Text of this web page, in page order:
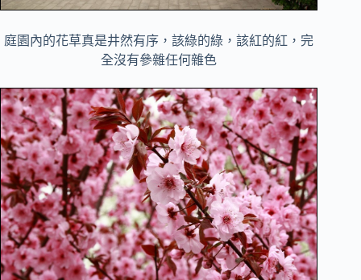
庭園內的花草真是井然有序，該綠的綠，該紅的紅，完
全沒有參雜任何雜色